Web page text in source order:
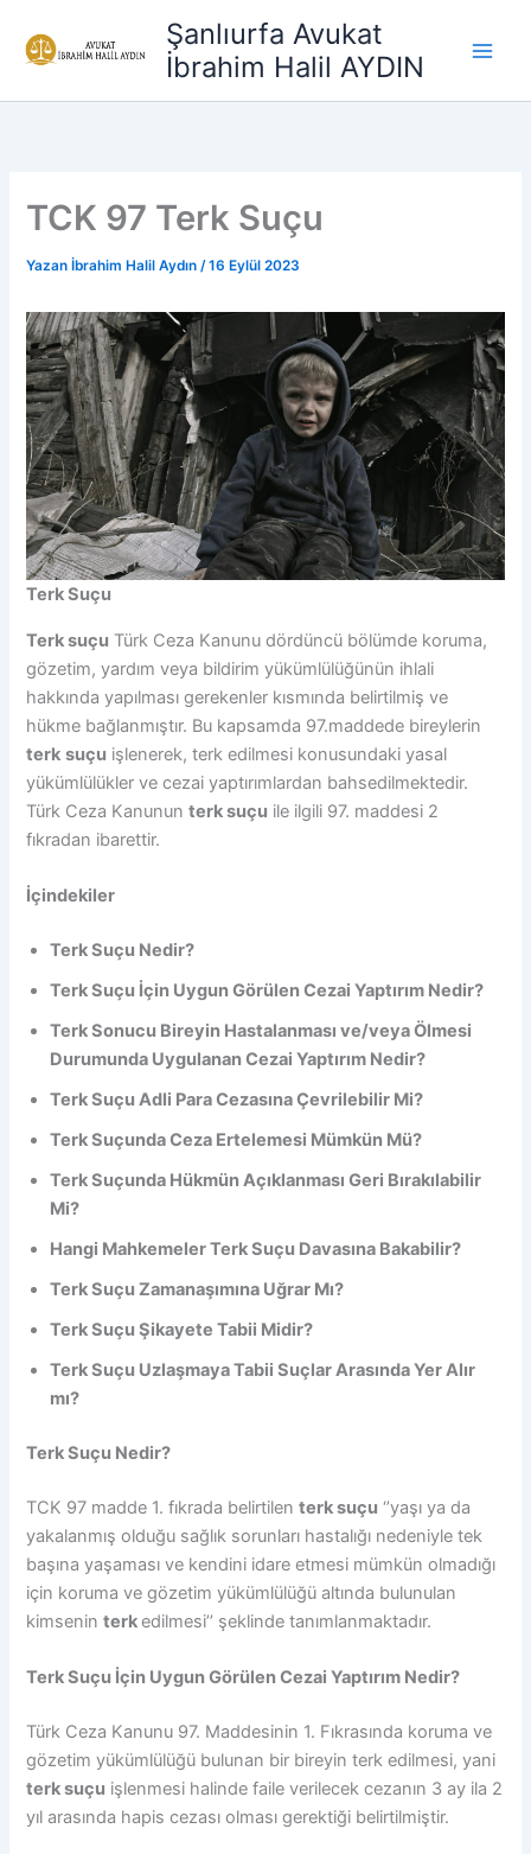
atla
Şanlıurfa Avukat
İbrahim Halil AYDIN
TCK 97 Terk Suçu
Yazan İbrahim Halil Aydın/16 Eylül 2023
Terk Suçu
Terk suçu Türk Ceza Kanunu dördüncü bölümde koruma,
gözetim, yardım veya bildirim yükümlülüğünün ihlali
hakkında yapılması gerekenler kısmında belirtilmiş ve
hükme bağlanmıştır. Bu kapsamda 97.maddede bireylerin
terk suçu işlenerek, terk edilmesi konusundaki yasal
yükümlülükler ve cezai yaptırımlardan bahsedilmektedir.
Türk Ceza Kanununterk suçu ile ilgili 97. maddesi 2
fıkradan ibarettir.
İçindekiler
Terk Suçu Nedir?
Terk Suçu İçin Uygun Görülen Cezai Yaptırım Nedir?
Terk Sonucu Bireyin Hastalanması ve/veya Ölmesi
Durumunda Uygulanan Cezai Yaptırım Nedir?
Terk Suçu Adli Para Cezasına Çevrilebilir Mi?
Terk Suçunda Ceza Ertelemesi Mümkün Mü?
Terk Suçunda Hükmün Açıklanması Geri Bırakılabilir
Mi?
Hangi Mahkemeler Terk Suçu Davasına Bakabilir?
Terk Suçu Zamanaşımına Uğrar Mı?
Terk Suçu Şikayete Tabii Midir?
Terk Suçu Uzlaşmaya Tabii Suçlar Arasında Yer Alır
mı?
Terk Suçu Nedir?
TCK 97 madde 1. fıkrada belirtilenterk suçu ‘’yaşı ya da
yakalanmış olduğu sağlık sorunları hastalığı nedeniyle tek
başına yaşaması ve kendini idare etmesi mümkün olmadığı
için koruma ve gözetim yükümlülüğü altında bulunulan
kimseninterkedilmesi’’ şeklinde tanımlanmaktadır.
Terk Suçu İçin Uygun Görülen Cezai Yaptırım Nedir?
Türk Ceza Kanunu 97. Maddesinin 1. Fıkrasında koruma ve
gözetim yükümlülüğü bulunan bir bireyin terk edilmesi, yani
terk suçu işlenmesi halinde faile verilecek cezanın 3 ay ila 2
yıl arasında hapis cezası olması gerektiği belirtilmiştir.